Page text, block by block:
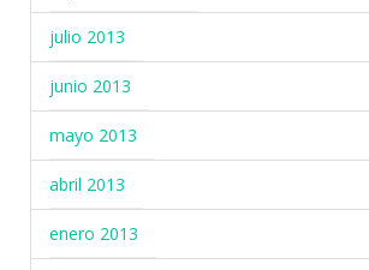
julio 2013
junio 2013
mayo 2013
abril 2013
enero 2013